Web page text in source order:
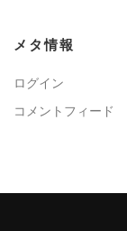
メタ情報
ログイン
コメントフィード